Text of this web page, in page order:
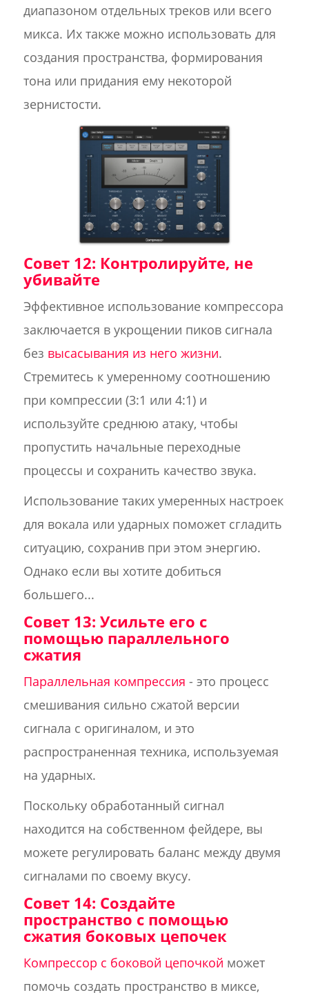
диапазоном отдельных треков или всего
микса. Их также можно использовать для
создания пространства, формирования
тона или придания ему некоторой
зернистости.
Совет 12: Контролируйте, не
убивайте
Эффективное использование компрессора
заключается в укрощении пиков сигнала
без высасывания из него жизни.
Стремитесь к умеренному соотношению
при компрессии (3:1 или 4:1) и
используйте среднюю атаку, чтобы
пропустить начальные переходные
процессы и сохранить качество звука.
Использование таких умеренных настроек
для вокала или ударных поможет сгладить
ситуацию, сохранив при этом энергию.
Однако если вы хотите добиться
большего...
Совет 13: Усильте его с
помощью параллельного
сжатия
Параллельная компрессия - это процесс
смешивания сильно сжатой версии
сигнала с оригиналом, и это
распространенная техника, используемая
на ударных.
Поскольку обработанный сигнал
находится на собственном фейдере, вы
можете регулировать баланс между двумя
сигналами по своему вкусу.
Совет 14: Создайте
пространство с помощью
сжатия боковых цепочек
Компрессор с боковой цепочкой может
помочь создать пространство в миксе,